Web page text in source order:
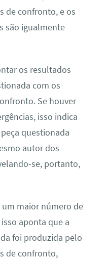
de confronto, e os
são igualmente
os resultados
com os
Se houver
isso indica
questionada
autor dos
se, portanto,
maior número de
aponta que a
foi produzida pelo
de confronto,